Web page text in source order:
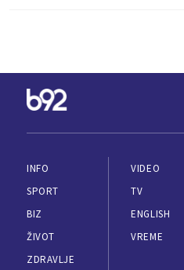
INFO
SPORT
BIZ
ŽIVOT
ZDRAVLJE
VIDEO
TV
ENGLISH
VREME